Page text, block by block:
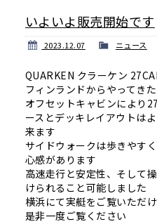
いよいよ販売開始です
2023.12.07 ニュース
QUARKEN クラーケン
フィンランドからやってき
オフセットキャビンにより
ースとデッキレイアウトは
来ます
サイドウォークは歩きやす
心感があります
高速走行と安定性、そして
けられること可能しました
横浜にて実艇をご覧いただ
是非一度ご覧ください